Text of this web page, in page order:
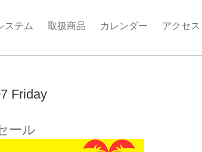
ステム 取扱商品 カレンダー アクセス
Friday
ール